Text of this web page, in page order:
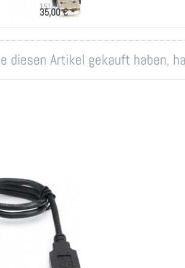
1916IP
35,00 € *
diesen Artikel gekauft haben,